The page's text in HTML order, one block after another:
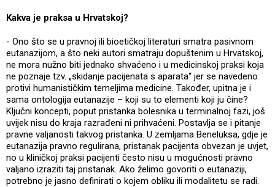
Kakva je praksa u Hrvatskoj?
- Ono što se u pravnoj ili bioetičkoj literaturi smatra pasivnom
eutanazijom, a što neki autori smatraju dopuštenim u Hrvatskoj,
ne mora nužno biti jednako shvaćeno i u medicinskoj praksi koja
ne poznaje tzv. „skidanje pacijenata s aparata“ jer se navedeno
protivi humanističkim temeljima medicine. Također, upitna je i
sama ontologija eutanazije – koji su to elementi koji ju čine?
Ključni koncepti, poput pristanka bolesnika u terminalnoj fazi, još
uvijek nisu do kraja razrađeni ni prihvaćeni. Postavlja se i pitanje
pravne valjanosti takvog pristanka. U zemljama Beneluksa, gdje je
eutanazija pravno regulirana, pristanak pacijenta obvezan je uvjet,
no u kliničkoj praksi pacijenti često nisu u mogućnosti pravno
valjano izraziti taj pristanak. Ako želimo govoriti o eutanaziji,
potrebno je jasno definirati o kojem obliku ili modalitetu se radi.